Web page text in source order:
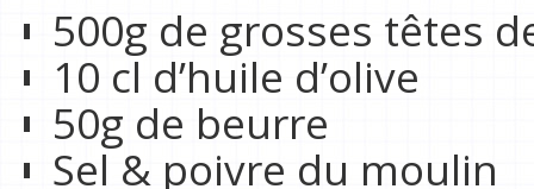
500g de grosses têtes
10 cl d’huile d’olive
50g de beurre
Sel & poivre du moulin